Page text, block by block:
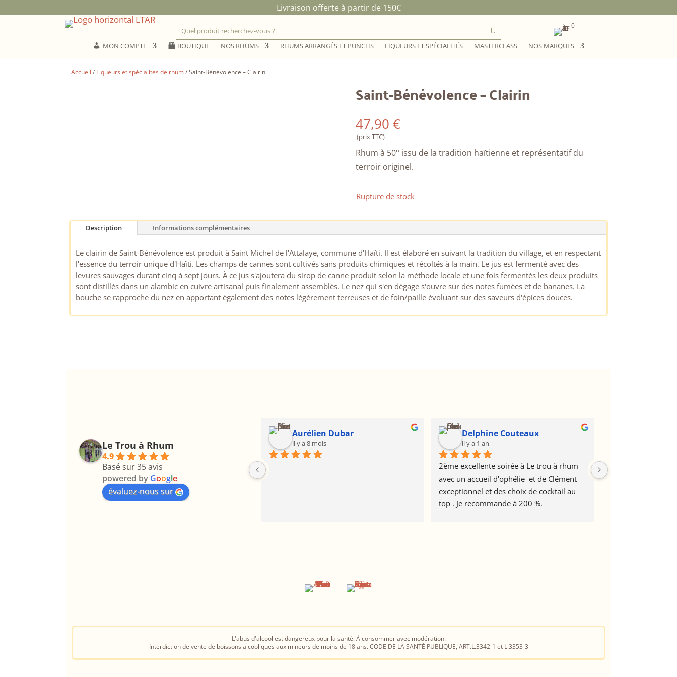
Livraison offerte à partir de 150€
0
MON COMPTE BOUTIQUE NOS RHUMS RHUMS ARRANGÉS ET PUNCHS LIQUEURS ET SPÉCIALITÉS MASTERCLASS NOS MARQUES
Accueil / Liqueurs et spécialités de rhum/ Saint-Bénévolence – Clairin
Saint-Bénévolence – Clairin
47,90€
(prix TTC)
Rhum à 50° issu de la tradition haïtienne et représentatif du
terroir originel.
Rupture de stock
Description Informations complémentaires
Le clairin de Saint-Bénévolence est produit à Saint Michel de l'Attalaye, commune d'Haïti. Il est élaboré en suivant la tradition du village, et en respectant
l'essence du terroir unique d'Haïti. Les champs de cannes sont cultivés sans produits chimiques et récoltés à la main. Le jus est fermenté avec des
levures sauvages durant cinq à sept jours. À ce jus s'ajoutera du sirop de canne produit selon la méthode locale et une fois fermentés les deux produits
sont distillés dans un alambic en cuivre artisanal puis finalement assemblés. Le nez qui s'en dégage s'ouvre sur des notes fumées et de bananes. La
bouche se rapproche du nez en apportant également des notes légèrement terreuses et de foin/paille évoluant sur des saveurs d'épices douces.
Le Trou à Rhum
4.9
Basé sur 35 avis
powered by Google
évaluez-nous sur
Aurélien Dubar
il y a 8 mois
Delphine Couteaux
il y a 1 an
2ème excellente soirée à Le trou à rhum
avec un accueil d'ophélie  et de Clément
exceptionnel et des choix de cocktail au
top . Je recommande à 200 %.
L'abus d'alcool est dangereux pour la santé. À consommer avec modération.
Interdiction de vente de boissons alcooliques aux mineurs de moins de 18 ans. CODE DE LA SANTÉ PUBLIQUE, ART.L.3342-1 et L.3353-3